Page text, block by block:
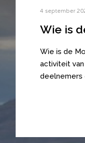
4 september
Wie is
Wie is de
activiteit
deelnemers